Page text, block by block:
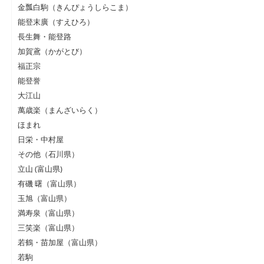
金瓢白駒（きんぴょうしらこま）
能登末廣（すえひろ）
長生舞・能登路
加賀鳶（かがとび）
福正宗
能登誉
大江山
萬歳楽（まんざいらく）
ほまれ
日栄・中村屋
その他（石川県）
立山 (富山県)
有磯 曙（富山県）
玉旭（富山県）
満寿泉（富山県）
三笑楽（富山県）
若鶴・苗加屋（富山県）
若駒